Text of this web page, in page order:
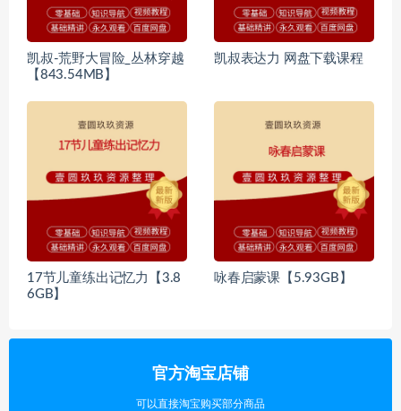
凯叔-荒野大冒险_丛林穿越
【843.54MB】
凯叔表达力 网盘下载课程
17节儿童练出记忆力【3.8
6GB】
咏春启蒙课【5.93GB】
官方淘宝店铺
可以直接淘宝购买部分商品